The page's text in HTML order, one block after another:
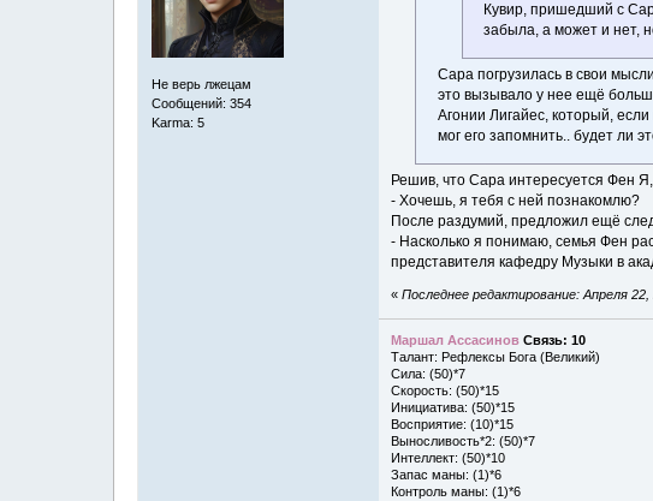
Не верь лжецам
Сообщений: 354
Karma: 5
Кувир, пришедший с
забыла, а может и нет,
Сара погрузилась в свои
это вызывало у нее ещё
Агонии Лигайес, который,
мог его запомнить.. будет ли
Решив, что Сара интересуется Фен
- Хочешь, я тебя с ней познакомлю?
После раздумий, предложил ещё
- Насколько я понимаю, семья Фен
представителя кафедру Музыки в
«Последнее редактирование: Апреля
Маршал Ассасинов Связь: 10
Талант: Рефлексы Бога (Великий)
Сила: (50)*7
Скорость: (50)*15
Инициатива: (50)*15
Восприятие: (10)*15
Выносливость*2: (50)*7
Интеллект: (50)*10
Запас маны: (1)*6
Контроль маны: (1)*6